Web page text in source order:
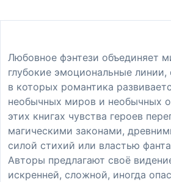
Любовное фэнтези объединяет
глубокие эмоциональные линии,
в которых романтика
необычных миров и необычных
этих книгах чувства героев
магическими законами,
силой стихий или властью
Авторы предлагают своё
искренней, сложной, иногда